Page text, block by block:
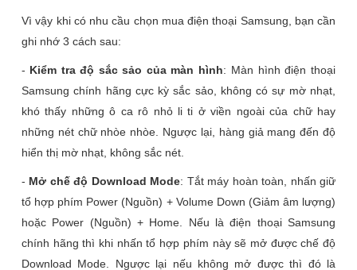
Vì vậy khi có nhu cầu chọn mua điện thoại Samsung, bạn cần
ghi nhớ 3 cách sau:
- Kiểm tra độ sắc sảo của màn hình: Màn hình điện thoại
Samsung chính hãng cực kỳ sắc sảo, không có sự mờ nhạt,
khó thấy những ô ca rô nhỏ li ti ở viền ngoài của chữ hay
những nét chữ nhòe nhòe. Ngược lại, hàng giả mang đến độ
hiển thị mờ nhạt, không sắc nét.
- Mở chế độ Download Mode: Tắt máy hoàn toàn, nhấn giữ
tổ hợp phím Power (Nguồn) + Volume Down (Giảm âm lượng)
hoặc Power (Nguồn) + Home. Nếu là điện thoại Samsung
chính hãng thì khi nhấn tổ hợp phím này sẽ mở được chế độ
Download Mode. Ngược lại nếu không mở được thì đó là